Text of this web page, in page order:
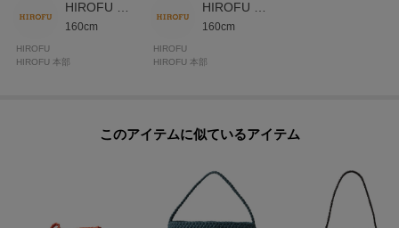
モデル情報：身長171cm B80 W60 H85
160cm
HIROFU
HIROFU 本部
160cm
HIROFU
HIROFU 本部
このアイテムに似ているアイテム